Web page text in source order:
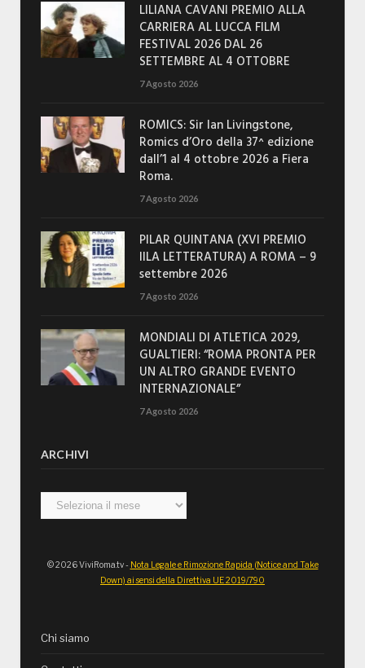
LILIANA CAVANI PREMIO ALLA
CARRIERA AL LUCCA FILM
FESTIVAL 2026 DAL 26
SETTEMBRE AL 4 OTTOBRE
7 Agosto 2026
ROMICS: Sir Ian Livingstone,
Romics d’Oro della 37^ edizione
dall’1 al 4 ottobre 2026 a Fiera
Roma.
7 Agosto 2026
PILAR QUINTANA (XVI PREMIO
IILA LETTERATURA) A ROMA – 9
settembre 2026
7 Agosto 2026
MONDIALI DI ATLETICA 2029,
GUALTIERI: “ROMA PRONTA PER
UN ALTRO GRANDE EVENTO
INTERNAZIONALE”
7 Agosto 2026
ARCHIVI
Archivi
© 2026 ViviRoma.tv - Nota Legale e Rimozione Rapida (Notice and Take
Down) ai sensi della Direttiva UE 2019/790
Chi siamo